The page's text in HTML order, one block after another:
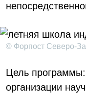
© Форпост Северо-
Цель
организации